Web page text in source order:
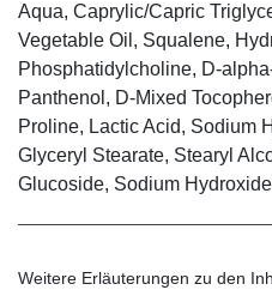
Aqua, Caprylic/Capric
Vegetable Oil, Squalene,
Phosphatidylcholine, D-
Panthenol, D-Mixed
Proline, Lactic Acid, Sodium
Glyceryl Stearate, Stearyl
Glucoside, Sodium Hydroxide
Weitere Erläuterungen zu den